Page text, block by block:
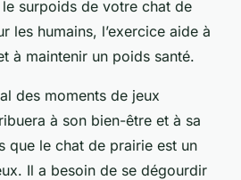
surpoids de votre chat de
les humains, l’exercice aide à
à maintenir un poids santé.
des moments de jeux
à son bien-être et à sa
que le chat de prairie est un
Il a besoin de se dégourdir